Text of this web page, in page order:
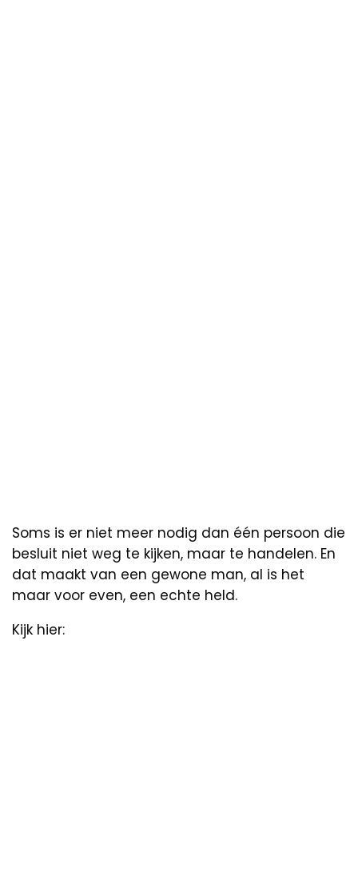
Soms is er niet meer nodig dan één persoon die
besluit niet weg te kijken, maar te handelen. En
dat maakt van een gewone man, al is het
maar voor even, een echte held.
Kijk hier: